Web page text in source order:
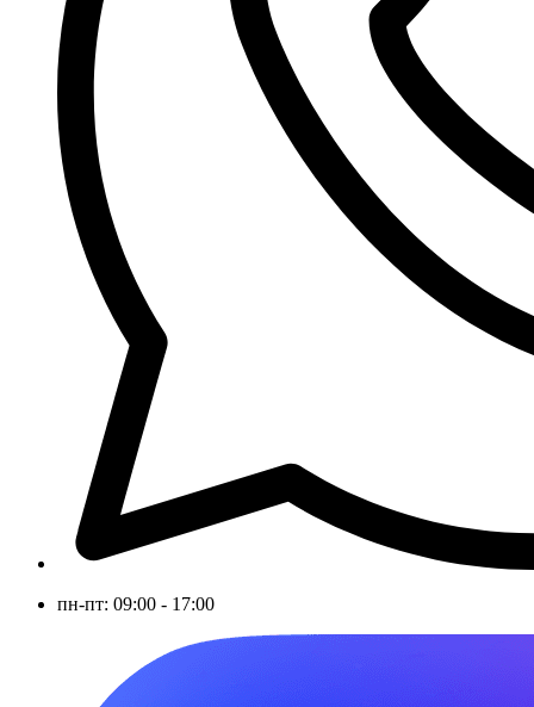
пн-пт: 09:00 - 17:00